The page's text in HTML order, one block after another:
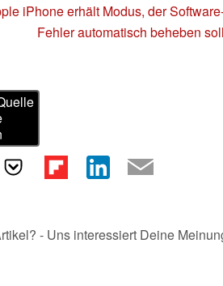
iPhone erhält Modus, der
Fehler automatisch beheben soll
- Uns interessiert Deine